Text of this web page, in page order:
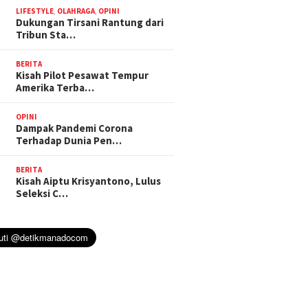
LIFESTYLE, OLAHRAGA, OPINI
Dukungan Tirsani Rantung dari
Tribun Sta…
BERITA
Kisah Pilot Pesawat Tempur
Amerika Terba…
OPINI
Dampak Pandemi Corona
Terhadap Dunia Pen…
BERITA
Kisah Aiptu Krisyantono, Lulus
Seleksi C…